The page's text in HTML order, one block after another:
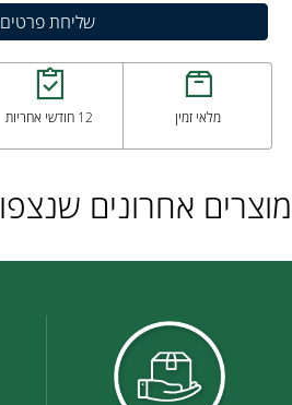
מלאי זמין 12 חודשי אחריות
מוצרים אחרונים שנצפו